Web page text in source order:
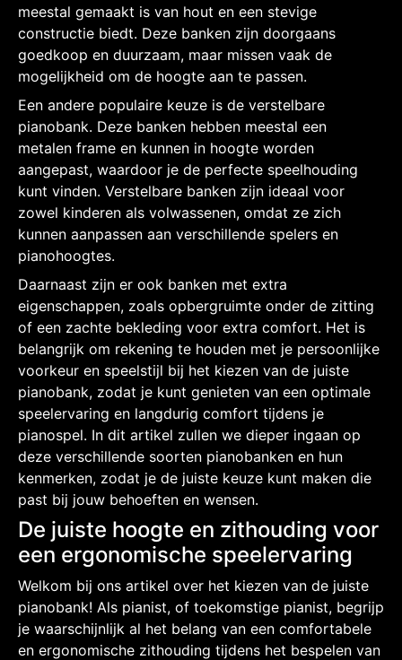
meestal gemaakt is van hout en een stevige
constructie biedt. Deze banken zijn doorgaans
goedkoop en duurzaam, maar missen vaak de
mogelijkheid om de hoogte aan te passen.
Een andere populaire keuze is de verstelbare
pianobank. Deze banken hebben meestal een
metalen frame en kunnen in hoogte worden
aangepast, waardoor je de perfecte speelhouding
kunt vinden. Verstelbare banken zijn ideaal voor
zowel kinderen als volwassenen, omdat ze zich
kunnen aanpassen aan verschillende spelers en
pianohoogtes.
Daarnaast zijn er ook banken met extra
eigenschappen, zoals opbergruimte onder de zitting
of een zachte bekleding voor extra comfort. Het is
belangrijk om rekening te houden met je persoonlijke
voorkeur en speelstijl bij het kiezen van de juiste
pianobank, zodat je kunt genieten van een optimale
speelervaring en langdurig comfort tijdens je
pianospel. In dit artikel zullen we dieper ingaan op
deze verschillende soorten pianobanken en hun
kenmerken, zodat je de juiste keuze kunt maken die
past bij jouw behoeften en wensen.
De juiste hoogte en zithouding voor
een ergonomische speelervaring
Welkom bij ons artikel over het kiezen van de juiste
pianobank! Als pianist, of toekomstige pianist, begrijp
je waarschijnlijk al het belang van een comfortabele
en ergonomische zithouding tijdens het bespelen van